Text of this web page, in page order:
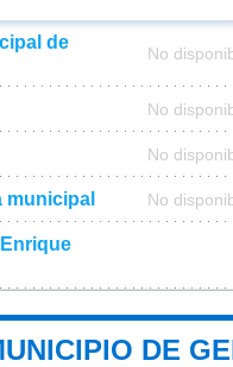
de
No
No
No
municipal No
DE